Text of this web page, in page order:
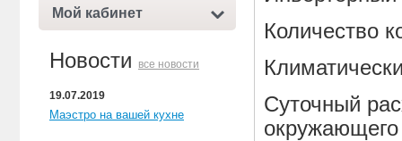
Мой кабинет
Новости все новости
19.07.2019
Маэстро на вашей кухне
Количество
Суточный
окружающего